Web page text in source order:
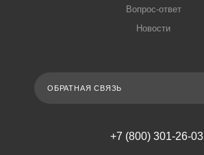
Вопрос-ответ
Новости
ОБРАТНАЯ СВЯЗЬ
+7 (800) 301-26-03